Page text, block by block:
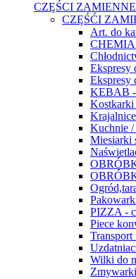
CZĘŚCI ZAMIENNE
CZĘŚĆI
Art. do
CHEMIA
Ekspresy
Ekspresy
KEBAB -
Kostkarki
Kuchnie /
Miesiarki
PIZZA -
Piece
Transport
Wilki do